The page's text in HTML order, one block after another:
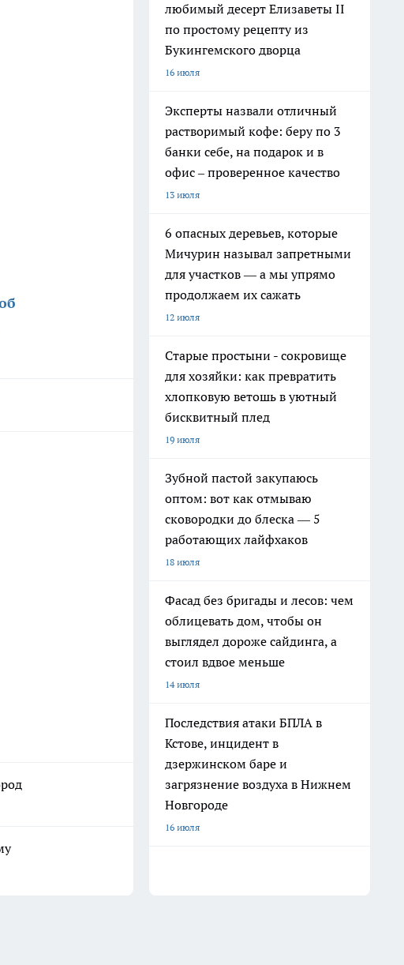
любимый десерт Елизаветы II
по простому рецепту из
Букингемского дворца
16 июля
Эксперты назвали отличный
растворимый кофе: беру по 3
банки себе, на подарок и в
офис – проверенное качество
13 июля
6 опасных деревьев, которые
Мичурин называл запретными
для участков — а мы упрямо
продолжаем их сажать
12 июля
Старые простыни - сокровище
для хозяйки: как превратить
хлопковую ветошь в уютный
бисквитный плед
19 июля
Зубной пастой закупаюсь
оптом: вот как отмываю
сковородки до блеска — 5
работающих лайфхаков
18 июля
Фасад без бригады и лесов: чем
облицевать дом, чтобы он
выглядел дороже сайдинга, а
стоил вдвое меньше
14 июля
Последствия атаки БПЛА в
Кстове, инцидент в
дзержинском баре и
загрязнение воздуха в Нижнем
Новгороде
16 июля